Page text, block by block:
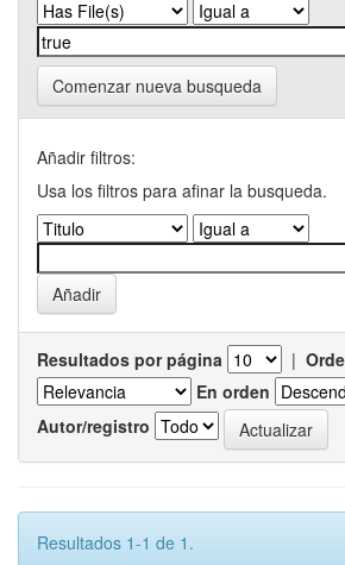
Comenzar nueva busqueda
Añadir filtros:
Usa los filtros para afinar la busqueda.
Resultados por página |
En orden
Autor/registro
Resultados 1-1 de 1.